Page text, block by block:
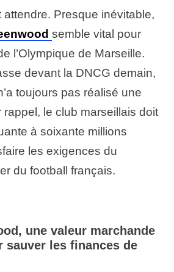
attendre. Presque inévitable,
semble vital pour
l’Olympique de Marseille.
devant la DNCG demain,
toujours pas réalisé une
le club marseillais doit
à soixante millions
les exigences du
du football français.
une valeur marchande
sauver les finances de